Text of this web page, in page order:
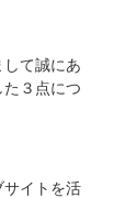
て誠にあ
３点につ
イトを活